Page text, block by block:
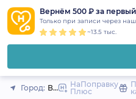
Вернём 500 ₽ за
Только при записи через
~13.5 тыс.
Город: ВолгоградНаПоправку
Плюс